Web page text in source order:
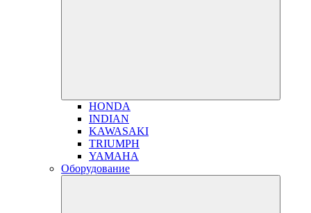
HONDA
INDIAN
KAWASAKI
TRIUMPH
YAMAHA
Оборудование